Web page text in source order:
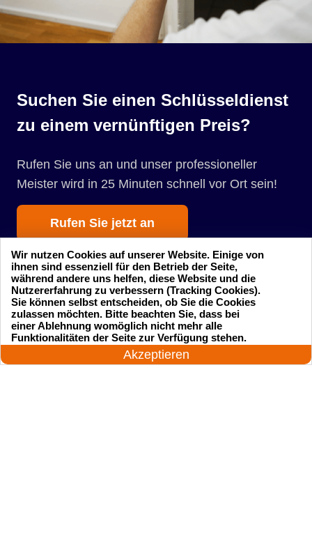
Suchen Sie einen Schlüsseldienst
zu einem vernünftigen Preis?
Rufen Sie uns an und unser professioneller
Meister wird in 25 Minuten schnell vor Ort sein!
Rufen Sie jetzt an
Startseite Einsatzgebiete
Preise
24 Stunden am Tag
Akzeptieren
Wir nutzen Cookies auf unserer Website. Einige von
ihnen sind essenziell für den Betrieb der Seite,
während andere uns helfen, diese Website und die
Nutzererfahrung zu verbessern (Tracking Cookies).
Sie können selbst entscheiden, ob Sie die Cookies
zulassen möchten. Bitte beachten Sie, dass bei
einer Ablehnung womöglich nicht mehr alle
Funktionalitäten der Seite zur Verfügung stehen.